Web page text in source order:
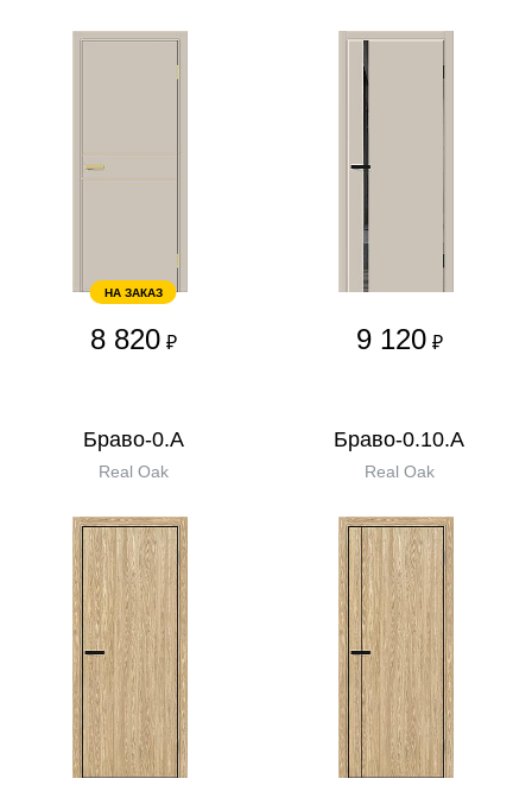
НА ЗАКАЗ
8 820 ₽ 9 120 ₽
Браво-0.А
Real Oak
Браво-0.10.А
Real Oak